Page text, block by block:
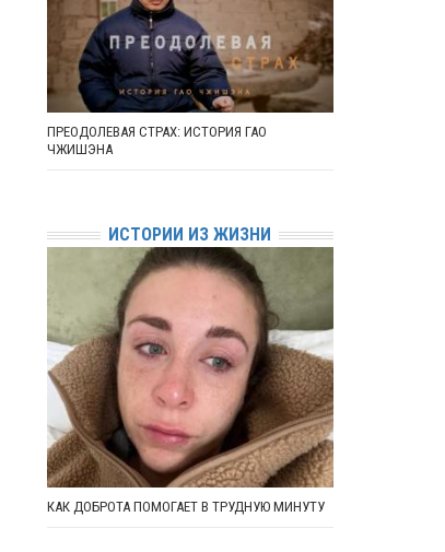
ПРЕОДОЛЕВАЯ СТРАХ: ИСТОРИЯ ГАО
ЧЖИШЭНА
ИСТОРИИ ИЗ ЖИЗНИ
КАК ДОБРОТА ПОМОГАЕТ В ТРУДНУЮ МИНУТУ